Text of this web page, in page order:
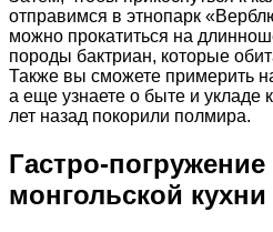
отправимся в этнопарк
можно прокатиться на
породы бактриан, которые
Также вы сможете примерить
а еще узнаете о быте и укладе
лет назад покорили полмира.
Гастро-
монгольской кухни